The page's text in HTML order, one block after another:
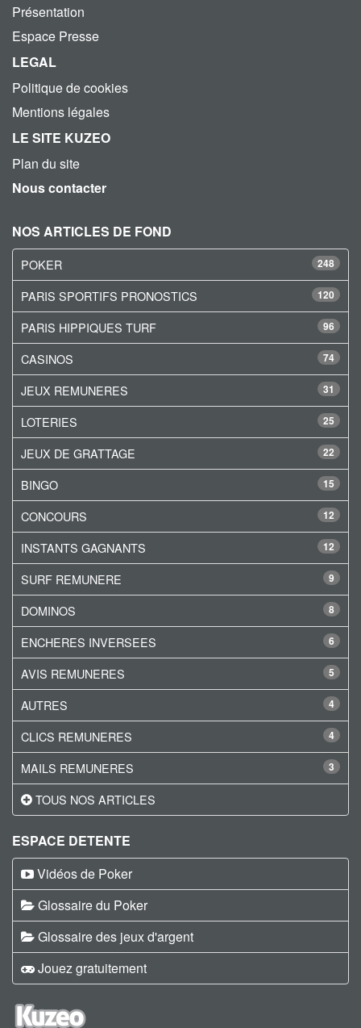
Présentation
Espace Presse
LEGAL
Politique de cookies
Mentions légales
LE SITE KUZEO
Plan du site
Nous contacter
NOS ARTICLES DE FOND
248
POKER
120
PARIS SPORTIFS PRONOSTICS
96
PARIS HIPPIQUES TURF
74
CASINOS
31
JEUX REMUNERES
25
LOTERIES
22
JEUX DE GRATTAGE
15
BINGO
12
CONCOURS
12
INSTANTS GAGNANTS
9
SURF REMUNERE
8
DOMINOS
6
ENCHERES INVERSEES
5
AVIS REMUNERES
4
AUTRES
4
CLICS REMUNERES
3
MAILS REMUNERES
TOUS NOS ARTICLES
ESPACE DETENTE
Vidéos de Poker
Glossaire du Poker
Glossaire des jeux d'argent
Jouez gratuitement